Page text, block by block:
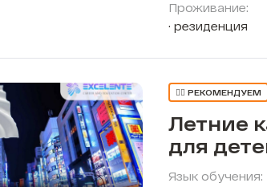
Проживание:
резиденция
👍🏼 РЕКОМЕНДУЕМ
Летние
для
Язык обучения: